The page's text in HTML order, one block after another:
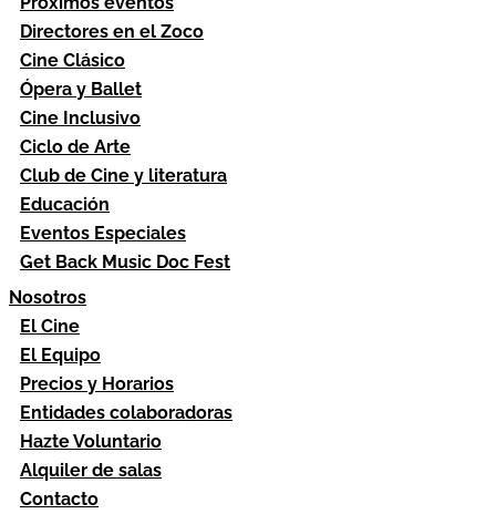
Directores en el Zoco
Cine Clásico
Ópera y Ballet
Cine Inclusivo
Ciclo de Arte
Club de Cine y literatura
Educación
Eventos Especiales
Get Back Music Doc Fest
Nosotros
El Cine
El Equipo
Precios y Horarios
Entidades colaboradoras
Hazte Voluntario
Alquiler de salas
Contacto